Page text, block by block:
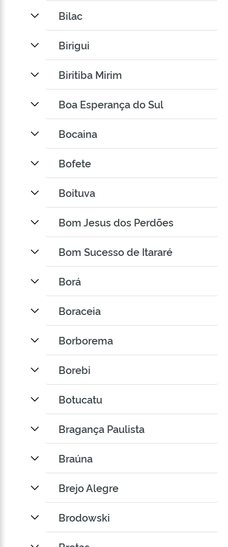
Bilac
Birigui
Biritiba Mirim
Boa Esperança do Sul
Bocaina
Bofete
Boituva
Bom Jesus dos Perdões
Bom Sucesso de Itararé
Borá
Boraceia
Borborema
Borebi
Botucatu
Bragança Paulista
Braúna
Brejo Alegre
Brodowski